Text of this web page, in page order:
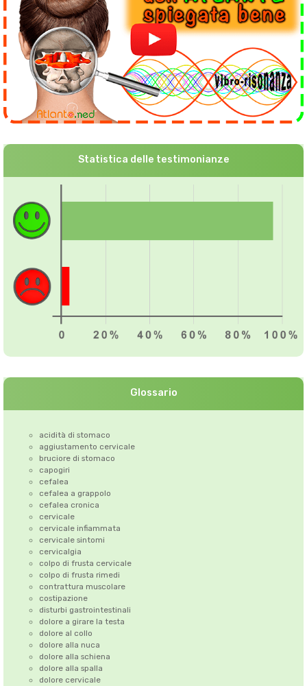
Statistica delle testimonianze
Glossario
acidità di stomaco
aggiustamento cervicale
bruciore di stomaco
capogiri
cefalea
cefalea a grappolo
cefalea cronica
cervicale
cervicale infiammata
cervicale sintomi
cervicalgia
colpo di frusta cervicale
colpo di frusta rimedi
contrattura muscolare
costipazione
disturbi gastrointestinali
dolore a girare la testa
dolore al collo
dolore alla nuca
dolore alla schiena
dolore alla spalla
dolore cervicale